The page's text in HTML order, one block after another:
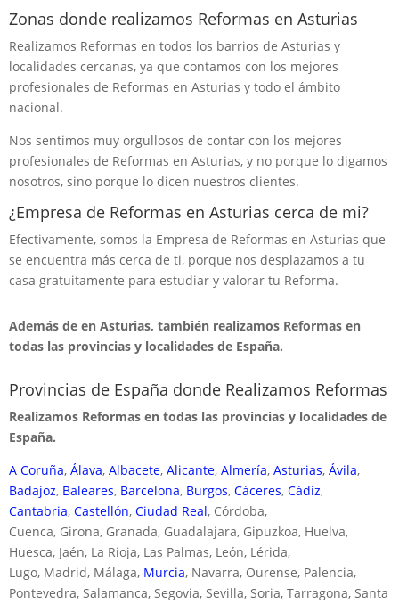
Zonas donde realizamos Reformas en Asturias
Realizamos Reformas en todos los barrios de Asturias y
localidades cercanas, ya que contamos con los mejores
profesionales de Reformas en Asturias y todo el ámbito
nacional.
Nos sentimos muy orgullosos de contar con los mejores
profesionales de Reformas en Asturias, y no porque lo digamos
nosotros, sino porque lo dicen nuestros clientes.
¿Empresa de Reformas en Asturias cerca de mi?
Efectivamente, somos la Empresa de Reformas en Asturias que
se encuentra más cerca de ti, porque nos desplazamos a tu
casa gratuitamente para estudiar y valorar tu Reforma.
Además de en Asturias, también realizamos Reformas en
todas las provincias y localidades de España.
Provincias de España donde Realizamos Reformas
Realizamos Reformas en todas las provincias y localidades de
España.
A Coruña, Álava, Albacete, Alicante, Almería, Asturias, Ávila,
Badajoz, Baleares, Barcelona, Burgos, Cáceres, Cádiz,
Cantabria, Castellón, Ciudad Real, Córdoba,
Cuenca, Girona, Granada, Guadalajara, Gipuzkoa, Huelva,
Huesca, Jaén, La Rioja, Las Palmas, León, Lérida,
Lugo, Madrid, Málaga, Murcia, Navarra, Ourense, Palencia,
Pontevedra, Salamanca, Segovia, Sevilla, Soria, Tarragona, Santa